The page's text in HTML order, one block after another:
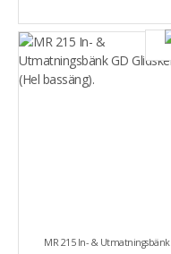
MR 215 In- & Utmatningsbänk